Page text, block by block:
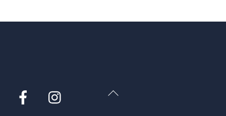
Back
Facebook